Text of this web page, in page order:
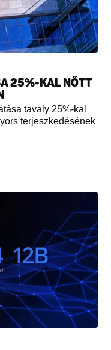
25%-KAL NŐTT
tavaly 25%-kal
terjeszkedésének